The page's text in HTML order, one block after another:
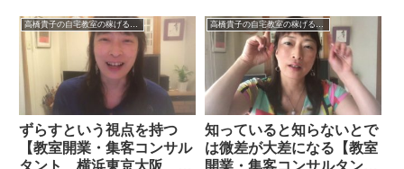
したり、教室の先生のお話を聞い
たりしていると「なんでもやって
います」と謳っていることがけっ
こうあります。これも、あれ
も、...
えるときに、たとえば「うちの商
品はこういう特徴があって、こう
いうスペックがあって、便利でい
いですよ」というような紹介も
一...
高橋貴子の自宅教室の稼げるバイブル【動画付】
ずらすという視点を持つ
【教室開業・集客コンサル
タント 横浜東京大阪 オ
高橋貴子の自宅教室の稼げるバイブル【動画付】
知っていると知らないとで
は微差が大差になる【教室
開業・集客コンサルタン